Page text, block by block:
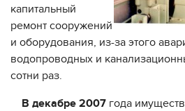
капитальный
ремонт сооружений
и оборудования, из-за этого
водопроводных и
сотни раз.
В декабре 2007 года